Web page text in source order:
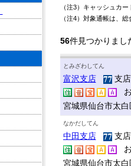
（注3）キャッシュカ
（注4）対象通帳は、
56件見つかりまし
とみざわしてん
富沢支店
支店
宮城県仙台市太
なかだしてん
中田支店
支店
宮城県仙台市太